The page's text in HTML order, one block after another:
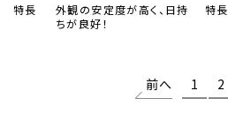
特長
外観の安定度が高く、日持
ちが良好！
特長
前へ 1 2